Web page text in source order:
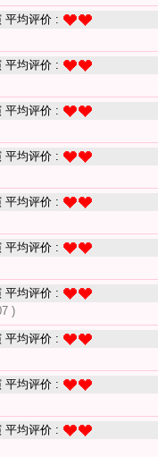
平均评价 :
平均评价 :
平均评价 :
平均评价 :
平均评价 :
平均评价 :
平均评价 :
)
平均评价 :
平均评价 :
平均评价 :